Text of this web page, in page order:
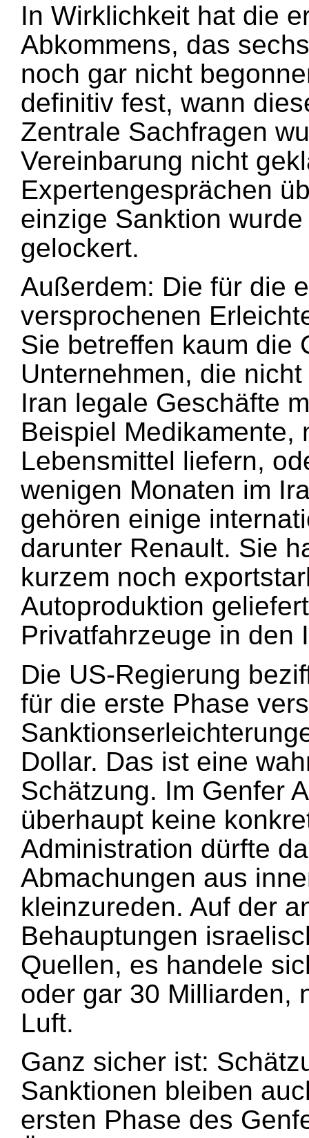
In Wirklichkeit hat die
Abkommens, das
noch gar nicht
definitiv fest, wann
Zentrale Sachfragen
Vereinbarung nicht
Expertengesprächen
einzige Sanktion
gelockert.
Außerdem: Die für die
versprochenen
Sie betreffen kaum die
Unternehmen, die
Iran legale Geschäfte
Beispiel Medikamente,
Lebensmittel liefern,
wenigen Monaten im
gehören einige
darunter Renault. Sie
kurzem noch
Autoproduktion
Privatfahrzeuge in den
Die US-Regierung
für die erste Phase
Dollar. Das ist eine
Schätzung. Im Genfer
überhaupt keine
Administration dürfte
Abmachungen aus
kleinzureden. Auf der
Behauptungen
Quellen, es handele
oder gar 30 Milliarden,
Luft.
Ganz sicher ist:
Sanktionen bleiben
ersten Phase des